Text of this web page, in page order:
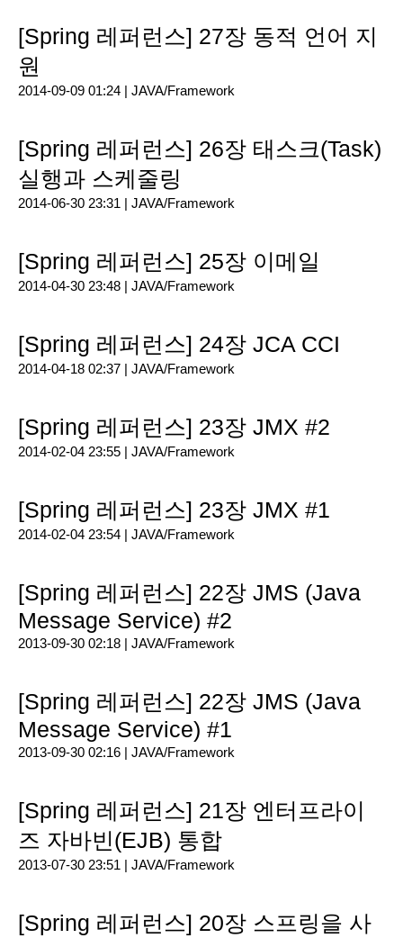
[Spring 레퍼런스] 27장 동적 언어 지
원
2014-09-09 01:24 | JAVA/Framework
[Spring 레퍼런스] 26장 태스크(Task)
실행과 스케줄링
2014-06-30 23:31 | JAVA/Framework
[Spring 레퍼런스] 25장 이메일
2014-04-30 23:48 | JAVA/Framework
[Spring 레퍼런스] 24장 JCA CCI
2014-04-18 02:37 | JAVA/Framework
[Spring 레퍼런스] 23장 JMX #2
2014-02-04 23:55 | JAVA/Framework
[Spring 레퍼런스] 23장 JMX #1
2014-02-04 23:54 | JAVA/Framework
[Spring 레퍼런스] 22장 JMS (Java
Message Service) #2
2013-09-30 02:18 | JAVA/Framework
[Spring 레퍼런스] 22장 JMS (Java
Message Service) #1
2013-09-30 02:16 | JAVA/Framework
[Spring 레퍼런스] 21장 엔터프라이
즈 자바빈(EJB) 통합
2013-07-30 23:51 | JAVA/Framework
[Spring 레퍼런스] 20장 스프링을 사